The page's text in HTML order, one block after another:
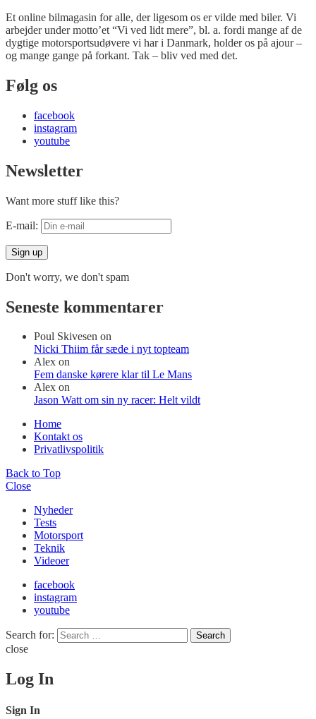
Et online bilmagasin for alle, der ligesom os er vilde med biler. Vi
arbejder under motto’et “Vi ved lidt mere”, bl. a. fordi mange af de
dygtige motorsportsudøvere vi har i Danmark, holder os på ajour –
og mange gange på forkant. Tak – bliv ved med det.
Følg os
facebook
instagram
youtube
Newsletter
Want more stuff like this?
E-mail:
Don't worry, we don't spam
Seneste kommentarer
Poul Skivesen on
Nicki Thiim får sæde i nyt topteam
Alex on
Fem danske kørere klar til Le Mans
Alex on
Jason Watt om sin ny racer: Helt vildt
Home
Kontakt os
Privatlivspolitik
Back to Top
Close
Nyheder
Tests
Motorsport
Teknik
Videoer
facebook
instagram
youtube
Search for: Search
close
Log In
Sign In